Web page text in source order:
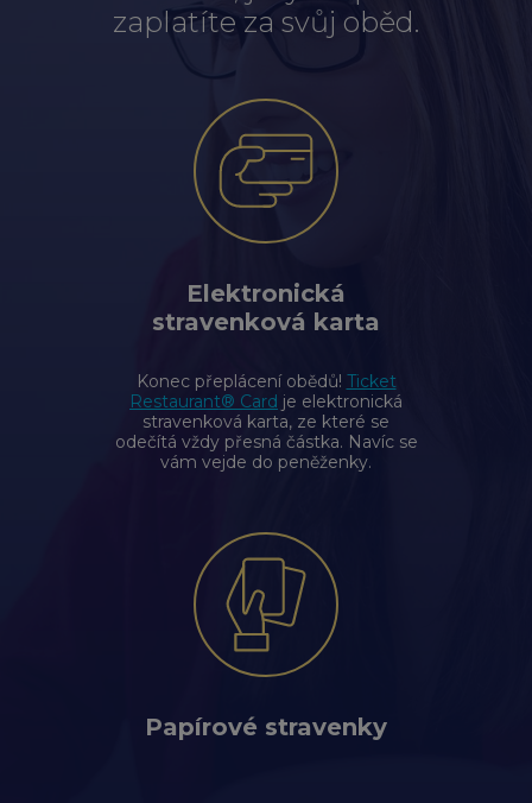
Peněženka Edenred Benefits
Edenred Card FKSP
TANKARTA Benefit od Edenred
Edenred Benefits poukázky
Edenred Benefity Premium
Stravenkový portál
Ostatní produktyzaplatíte za svůj oběd.
Elektronická
stravenková karta
Konec přeplácení obědů! Ticket
Restaurant® Card je elektronická
stravenková karta, ze které se
odečítá vždy přesná částka. Navíc se
vám vejde do peněženky.
Papírové stravenky